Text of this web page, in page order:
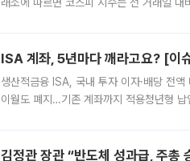
ISA 계좌, 5년마다 깨라고요? [이
생산적금융 ISA, 국내 투자 이자·배당 전
이월도 폐지…기존 계좌까지 적용청년형
김정관 장관 “반도체 성과급, 주총